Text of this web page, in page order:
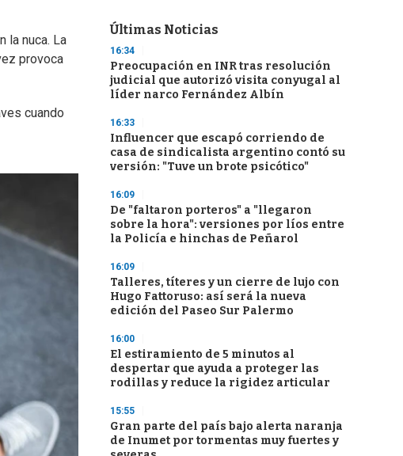
la nuca. La
provoca
cuando
Últimas Noticias
16:34
Preocupación en INR tras resolución
judicial que autorizó visita conyugal al
líder narco Fernández Albín
16:33
Influencer que escapó corriendo de
casa de sindicalista argentino contó su
versión: "Tuve un brote psicótico"
16:09
De "faltaron porteros" a "llegaron
sobre la hora": versiones por líos entre
la Policía e hinchas de Peñarol
16:09
Talleres, títeres y un cierre de lujo con
Hugo Fattoruso: así será la nueva
edición del Paseo Sur Palermo
16:00
El estiramiento de 5 minutos al
despertar que ayuda a proteger las
rodillas y reduce la rigidez articular
15:55
Gran parte del país bajo alerta naranja
de Inumet por tormentas muy fuertes y